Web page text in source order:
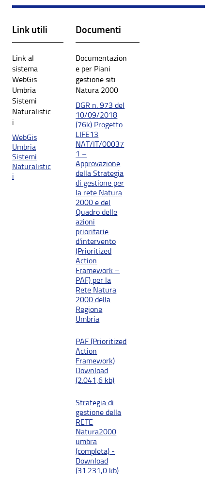
Link utili
Link al
sistema
WebGis
Umbria
Sistemi
Naturalistic
i
WebGis
Umbria
Sistemi
Naturalistic
i
Documenti
Documentazion
e per Piani
gestione siti
Natura 2000
DGR n. 973 del
10/09/2018
(76k) Progetto
LIFE13
NAT/IT/00037
1 –
Approvazione
della Strategia
di gestione per
la rete Natura
2000 e del
Quadro delle
azioni
prioritarie
d'intervento
(Prioritized
Action
Framework –
PAF) per la
Rete Natura
2000 della
Regione
Umbria
PAF (Prioritized
Action
Framework)
Download
(2.041,6 kb)
Strategia di
gestione della
RETE
Natura2000
umbra
(completa) -
Download
(31.231,0 kb)